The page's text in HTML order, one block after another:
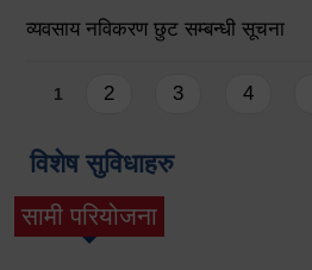
व्यवसाय नविकरण छुट सम्बन्धी सूचना
Pages
1 2 3 4
विशेष सुविधाहरु
सामी परियोजना
(active tab)